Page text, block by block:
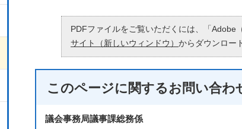
PDFファイルをご覧いただくには、「Adobe
サイト（新しいウィンドウ） からダウンロー
このページに関するお問い合わ
議会事務局議事課総務係